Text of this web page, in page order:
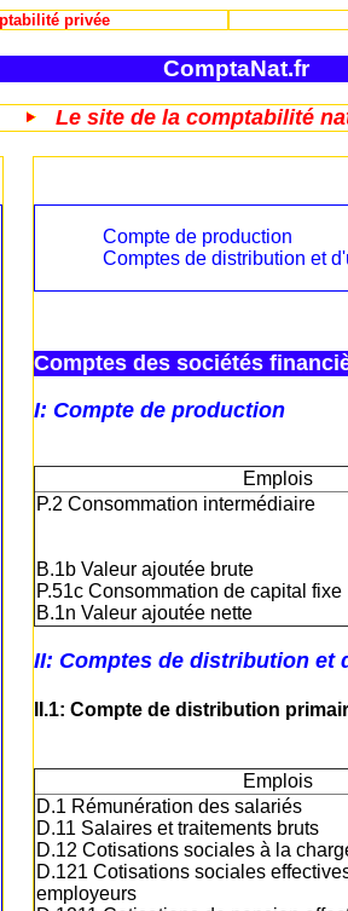
privée
ComptaNat.fr
Le site de la comptabilité
Compte de production
Comptes de distribution et
Comptes des sociétés
I: Compte de production
Emplois
P.2 Consommation intermédiaire
B.1b Valeur ajoutée brute
P.51c Consommation de capital fixe
B.1n Valeur ajoutée nette
II: Comptes de distribution et
II.1: Compte de distribution
Emplois
D.1 Rémunération des salariés
D.11 Salaires et traitements bruts
D.12 Cotisations sociales à la
D.121 Cotisations sociales
employeurs